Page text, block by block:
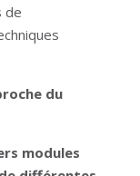
de
du
modules